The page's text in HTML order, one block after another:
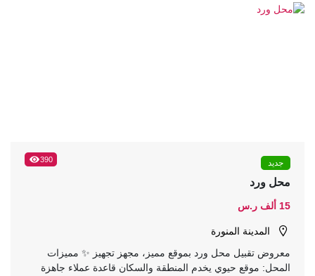
390 جديد
محل ورد
15 ألف ر.س
المدينة المنورة
معروض تقبيل محل ورد بموقع مميز، مجهز تجهيز ✨ مميزات
المحل: موقع حيوي يخدم المنطقة والسكان قاعدة عملاء جاهزة